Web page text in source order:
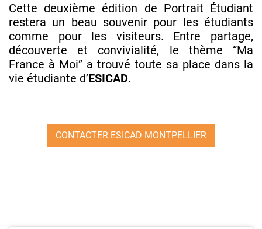
Cette deuxième édition de Portrait Étudiant
restera un beau souvenir pour les étudiants
comme pour les visiteurs. Entre partage,
découverte et convivialité, le thème “Ma
France à Moi” a trouvé toute sa place dans la
vie étudiante d’ESICAD.
CONTACTER ESICAD MONTPELLIER